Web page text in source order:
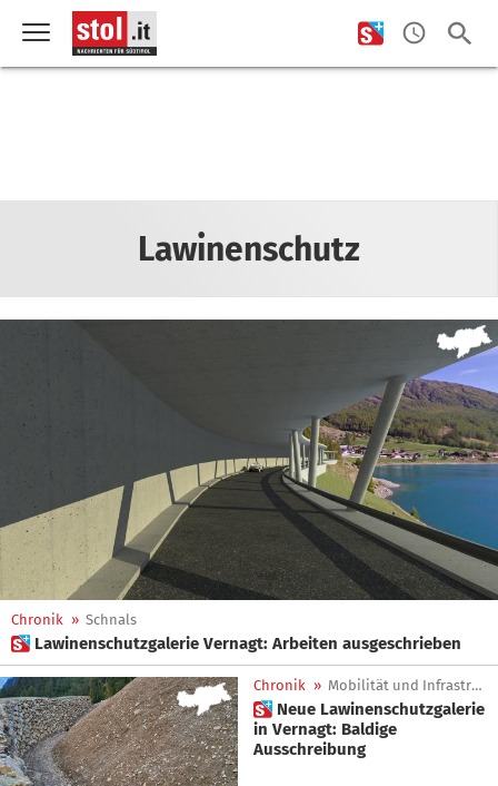
Lawinenschutz
Chronik » Schnals
 Lawinenschutzgalerie Vernagt: Arbeiten ausgeschrieben
Chronik » Mobilität und Infrastrukturen
 Neue Lawinenschutzgalerie
in Vernagt: Baldige
Ausschreibung